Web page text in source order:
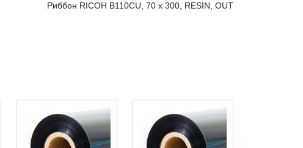
Риббон RICOH B110CU, 70 х 300, RESIN, OUT